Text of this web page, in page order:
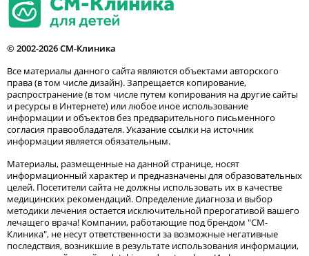
© 2002-2026 СМ-Клиника
Все материалы данного сайта являются объектами авторского
права (в том числе дизайн). Запрещается копирование,
распространение (в том числе путем копирования на другие сайты
и ресурсы в Интернете) или любое иное использование
информации и объектов без предварительного письменного
согласия правообладателя. Указание ссылки на источник
информации является обязательным.
Материалы, размещенные на данной странице, носят
информационный характер и предназначены для образовательных
целей. Посетители сайта не должны использовать их в качестве
медицинских рекомендаций. Определение диагноза и выбор
методики лечения остается исключительной прерогативой вашего
лечащего врача! Компании, работающие под брендом "СМ-
Клиника", не несут ответственности за возможные негативные
последствия, возникшие в результате использования информации,